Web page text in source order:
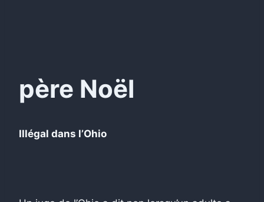
père Noël
Illégal dans l’Ohio